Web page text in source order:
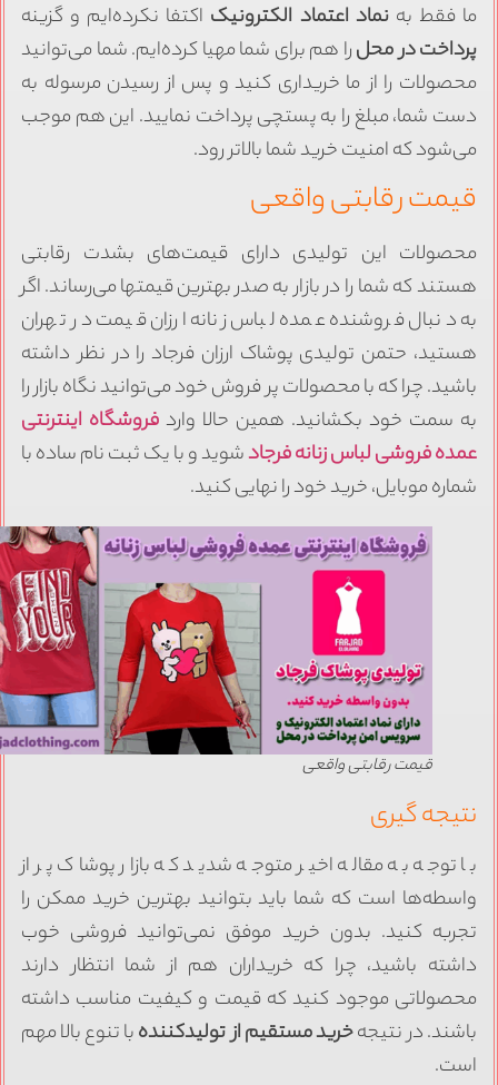
فقط به نماد اعتماد الکترونیکاکتفا نکرده‌ایم و گزینه
در محلرا هم برای شما مهیا کرده‌ایم. شما می‌توانید
را از ما خریداری کنید و پس از رسیدن مرسوله به
شما، مبلغ را به پستچی پرداخت نمایید. این هم موجب
که امنیت خرید شما بالاتر رود.
رقابتی واقعی
این تولیدی دارای قیمت‌های بشدت رقابتی
که شما را در بازار به صدر بهترین قیمتها می‌رساند. اگر
دنبال فروشنده عمده لباس زنانه ارزان قیمت در تهران
حتمن تولیدی پوشاک ارزان فرجاد را در نظر داشته
چرا که با محصولات پر فروش خود می‌توانید نگاه بازار را
سمت خود بکشانید. همین حالا واردفروشگاه اینترنتی
فروشی لباس زنانه فرجادشوید و با یک ثبت نام ساده با
موبایل، خرید خود را نهایی کنید.
قیمت رقابتی واقعی
گیری
توجه به مقاله اخیر متوجه شدید که بازار پوشاک پر از
است که شما باید بتوانید بهترین خرید ممکن را
کنید. بدون خرید موفق نمی‌توانید فروشی خوب
باشید، چرا که خریداران هم از شما انتظار دارند
موجود کنید که قیمت و کیفیت مناسب داشته
در نتیجهخرید مستقیم از تولیدکنندهبا تنوع بالا مهم